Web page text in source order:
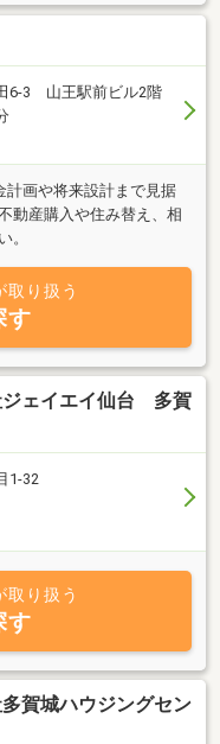
す。いつでもお気軽にご
質問がございましたら、
きます。
6-3 山王駅前ビル2階
計画や将来設計まで見据
動産購入や住み替え、相
。
取り扱う
す
ェイエイ仙台 多賀
1-32
取り扱う
す
賀城ハウジングセン